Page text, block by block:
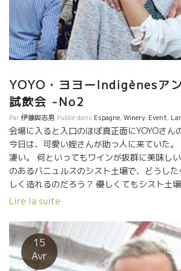
YOYO・ヨヨーIndigènesア
試飲会 -No2
Par伊藤與志男 Publié dans Espagne,Winery, Event,
会場に入ると入口のほぼ真正面にYOYOさん
今日は、可愛い姪さんが助っ人に来ていた。
凄い。 何といってもワインが抜群に美味し
のあるバニュルスのシスト土壌で、どうし
しく造れるのだろう？ 優しくてもシスト土
リのっている。 他のバニュルスのワインとは
な話しが聞けた。 数週間前まで日本にジャ
と滞在していた。 日本で多くに人に巡り逢
た。 特に、北海道での寿司屋さんで食べた
していた。 写真を色々見せて頂いた。 生き
Lire la suite
15
Avr